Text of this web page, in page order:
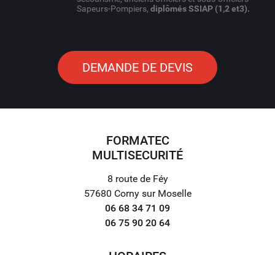
Sapeurs-Pompiers, diplômés SSIAP (1,2 et3).
DEMANDE DE DEVIS
FORMATEC
MULTISECURITÉ
8 route de Féy
57680 Corny sur Moselle
06 68 34 71 09
06 75 90 20 64